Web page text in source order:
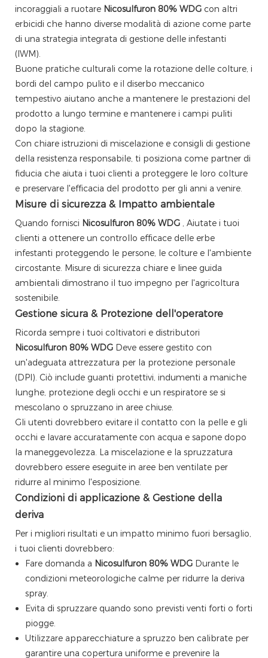
incoraggiali a ruotare Nicosulfuron 80% WDG con altri
erbicidi che hanno diverse modalità di azione come parte
di una strategia integrata di gestione delle infestanti
(IWM).
Buone pratiche culturali come la rotazione delle colture, i
bordi del campo pulito e il diserbo meccanico
tempestivo aiutano anche a mantenere le prestazioni del
prodotto a lungo termine e mantenere i campi puliti
dopo la stagione.
Con chiare istruzioni di miscelazione e consigli di gestione
della resistenza responsabile, ti posiziona come partner di
fiducia che aiuta i tuoi clienti a proteggere le loro colture
e preservare l'efficacia del prodotto per gli anni a venire.
Misure di sicurezza & Impatto ambientale
Quando fornisci Nicosulfuron 80% WDG
, Aiutate i tuoi
clienti a ottenere un controllo efficace delle erbe
infestanti proteggendo le persone, le colture e l'ambiente
circostante. Misure di sicurezza chiare e linee guida
ambientali dimostrano il tuo impegno per l'agricoltura
sostenibile.
Gestione sicura & Protezione dell'operatore
Ricorda sempre i tuoi coltivatori e distributori
Nicosulfuron 80% WDG Deve essere gestito con
un'adeguata attrezzatura per la protezione personale
(DPI). Ciò include guanti protettivi, indumenti a maniche
lunghe, protezione degli occhi e un respiratore se si
mescolano o spruzzano in aree chiuse.
Gli utenti dovrebbero evitare il contatto con la pelle e gli
occhi e lavare accuratamente con acqua e sapone dopo
la maneggevolezza. La miscelazione e la spruzzatura
dovrebbero essere eseguite in aree ben ventilate per
ridurre al minimo l'esposizione.
Condizioni di applicazione & Gestione della
deriva
Per i migliori risultati e un impatto minimo fuori bersaglio,
i tuoi clienti dovrebbero:
Fare domanda a Nicosulfuron 80% WDG Durante le
condizioni meteorologiche calme per ridurre la deriva
spray.
Evita di spruzzare quando sono previsti venti forti o forti
piogge.
Utilizzare apparecchiature a spruzzo ben calibrate per
garantire una copertura uniforme e prevenire la